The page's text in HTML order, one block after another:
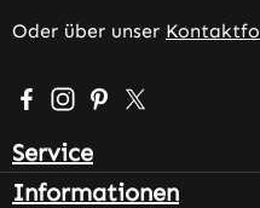
Oder über unser
Besuche uns auf
Schau auf Instagram
Lass dich auf
Folge uns auf
Service
Informationen